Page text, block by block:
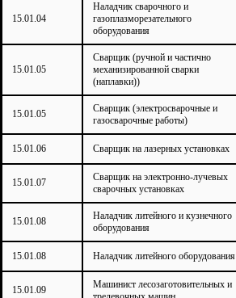
15.01.04
Наладчик сварочного и
газоплазморезательного
оборудования
15.01.05
Сварщик (ручной и частично
механизированной сварки
(наплавки))
15.01.05
Сварщик (электросварочные и
газосварочные работы)
15.01.06 Сварщик на лазерных установках
15.01.07
Сварщик на электронно-лучевых
сварочных установках
15.01.08
Наладчик литейного и кузнечного
оборудования
15.01.08 Наладчик литейного оборудования
15.01.09
Машинист лесозаготовительных и